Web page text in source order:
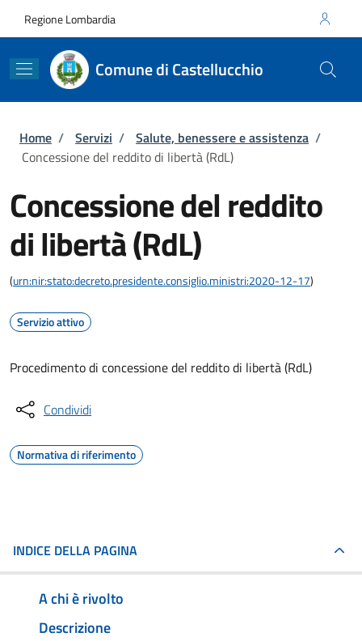
Regione Lombardia
Comune di Castellucchio
Briciole di pane
Home / Servizi / Salute, benessere e assistenza /
Concessione del reddito di libertà (RdL)
Concessione del reddito
di libertà (RdL)
(urn:nir:stato:decreto.presidente.consiglio.ministri:2020-12-17)
Servizio attivo
Procedimento di concessione del reddito di libertà (RdL)
Condividi
Normativa di riferimento
INDICE DELLA PAGINA
A chi è rivolto
Descrizione